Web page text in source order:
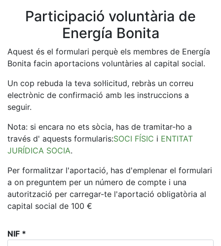
Participació voluntària de
Energía Bonita
Aquest és el formulari perquè els membres de Energía
Bonita facin aportacions voluntàries al capital social.
Un cop rebuda la teva sol·licitud, rebràs un correu
electrònic de confirmació amb les instruccions a
seguir.
Nota: si encara no ets sòcia, has de tramitar-ho a
través d' aquests formularis:SOCI FÍSIC i ENTITAT
JURÍDICA SOCIA.
Per formalitzar l'aportació, has d'emplenar el formulari
a on preguntem per un número de compte i una
autorització per carregar-te l'aportació obligatòria al
capital social de 100 €
NIF *